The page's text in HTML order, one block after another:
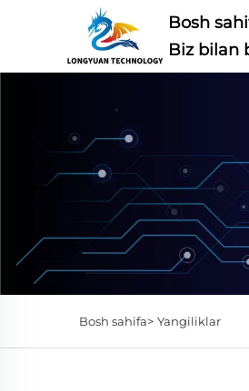
Bosh
Biz bilan
Bosh sahifa> Yangiliklar